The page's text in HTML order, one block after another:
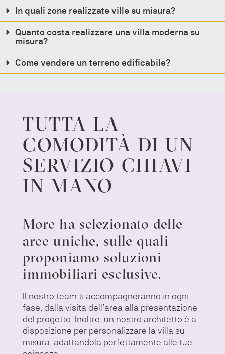
In quali zone realizzate ville su misura?
Quanto costa realizzare una villa moderna su
misura?
Come vendere un terreno edificabile?
TUTTA LA
COMODITÀ DI UN
SERVIZIO CHIAVI
IN MANO
More ha selezionato delle
aree uniche, sulle quali
proponiamo soluzioni
immobiliari esclusive.
Il nostro team ti accompagneranno in ogni
fase, dalla visita dell’area alla presentazione
del progetto. Inoltre, un nostro architetto è a
disposizione per personalizzare la villa su
misura, adattandola perfettamente alle tue